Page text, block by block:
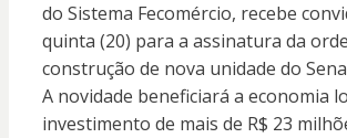
do Sistema Fecomércio, recebe
quinta (20) para a assinatura da
construção de nova unidade do
A novidade beneficiará a economia
investimento de mais de R$ 23